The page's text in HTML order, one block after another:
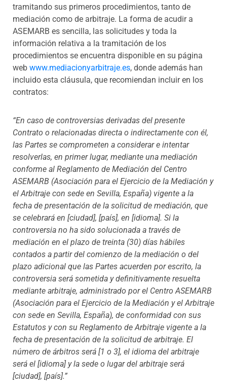
tramitando sus primeros procedimientos, tanto de
mediación como de arbitraje. La forma de acudir a
ASEMARB es sencilla, las solicitudes y toda la
información relativa a la tramitación de los
procedimientos se encuentra disponible en su página
web www.mediacionyarbitraje.es, donde además han
incluido esta cláusula, que recomiendan incluir en los
contratos:
“En caso de controversias derivadas del presente
Contrato o relacionadas directa o indirectamente con él,
las Partes se comprometen a considerar e intentar
resolverlas, en primer lugar, mediante una mediación
conforme al Reglamento de Mediación del Centro
ASEMARB (Asociación para el Ejercicio de la Mediación y
el Arbitraje con sede en Sevilla, España) vigente a la
fecha de presentación de la solicitud de mediación, que
se celebrará en [ciudad], [país], en [idioma]. Si la
controversia no ha sido solucionada a través de
mediación en el plazo de treinta (30) días hábiles
contados a partir del comienzo de la mediación o del
plazo adicional que las Partes acuerden por escrito, la
controversia será sometida y definitivamente resuelta
mediante arbitraje, administrado por el Centro ASEMARB
(Asociación para el Ejercicio de la Mediación y el Arbitraje
con sede en Sevilla, España), de conformidad con sus
Estatutos y con su Reglamento de Arbitraje vigente a la
fecha de presentación de la solicitud de arbitraje. El
número de árbitros será [1 o 3], el idioma del arbitraje
será el [idioma] y la sede o lugar del arbitraje será
[ciudad], [país].”